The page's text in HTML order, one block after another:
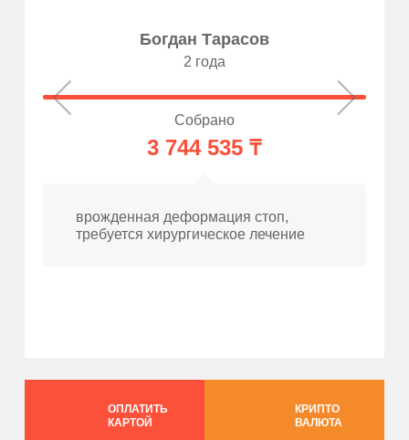
Богдан Тарасов
2 года
Собрано
3 744 535 ₸
врожденная деформация стоп,
требуется хирургическое лечение
ОПЛАТИТЬ
КАРТОЙ
КРИПТО
ВАЛЮТА